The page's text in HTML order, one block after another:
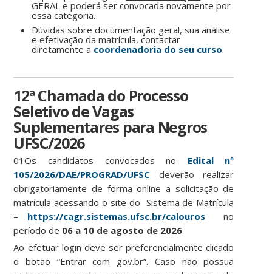
GERAL e poderá ser convocada novamente por
essa categoria.
Dúvidas sobre documentação geral, sua análise
e efetivação da matrícula, contactar
diretamente a coordenadoria do seu curso.
12ª Chamada do Processo
Seletivo de Vagas
Suplementares para Negros
UFSC/2026
01Os candidatos convocados no Edital nº
105/2026/DAE/PROGRAD/UFSC deverão realizar
obrigatoriamente de forma online a solicitação de
matrícula acessando o site do Sistema de Matrícula
– https://cagr.sistemas.ufsc.br/calouros no
período de 06 a 10 de agosto de 2026.
Ao efetuar login deve ser preferencialmente clicado
o botão “Entrar com gov.br”. Caso não possua